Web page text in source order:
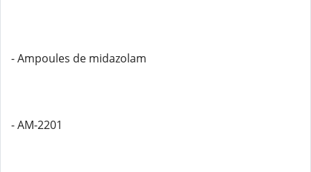
- Ampoules de midazolam
- AM-2201